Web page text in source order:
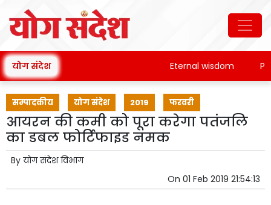
योग संदेश Eternal wisdom
सम्पादकीय योग संदेश 2019 फरवरी
आयरन की कमी को पूरा करेगा पतंजलि
का डबल फोर्टिफाइड नमक
By योग संदेश विभाग
On 01 Feb 2019 21:54:13